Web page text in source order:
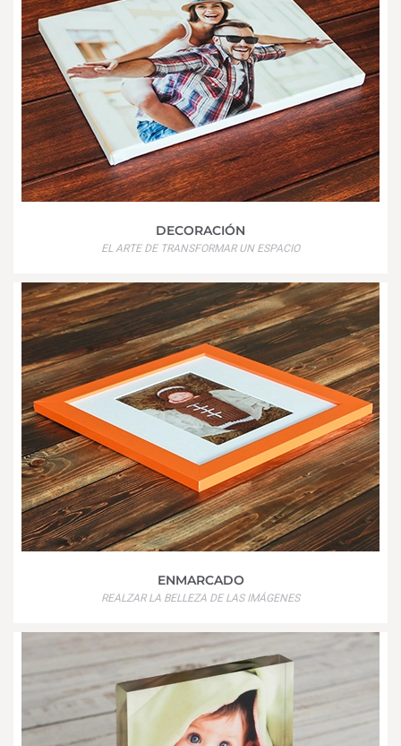
DECORACIÓN
EL ARTE DE TRANSFORMAR UN ESPACIO
ENMARCADO
REALZAR LA BELLEZA DE LAS IMÁGENES